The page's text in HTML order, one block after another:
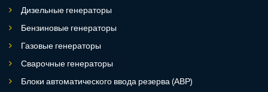
Дизельные генераторы
Бензиновые генераторы
Газовые генераторы
Сварочные генераторы
Блоки автоматического ввода резерва (АВР)